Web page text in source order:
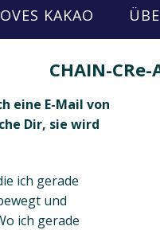
KAKAO
CHAIN-
eine E-Mail von
Dir, sie wird
ich gerade
und
ich gerade